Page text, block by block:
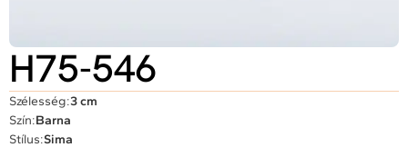
H75-546
Szélesség:3 cm
Szín:Barna
Stílus:Sima